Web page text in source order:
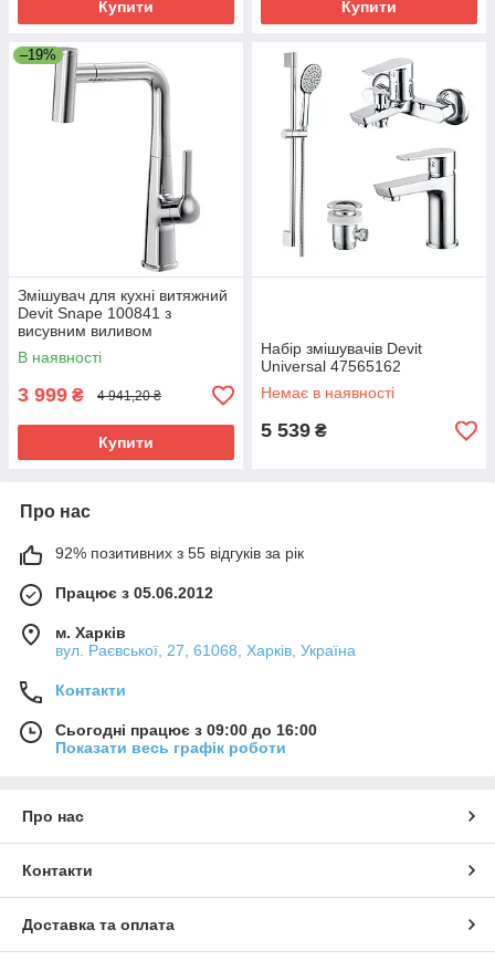
Купити Купити
–19%
Змішувач для кухні витяжний
Devit Snape 100841 з
висувним виливом
В наявності
3 999 ₴ 4 941,20 ₴
Купити
Набір змішувачів Devit
Universal 47565162
Немає в наявності
5 539 ₴
Про нас
92% позитивних з 55 відгуків за рік
Працює з 05.06.2012
м. Харків
вул. Раєвської, 27, 61068, Харків, Україна
Контакти
Сьогодні працює з 09:00 до 16:00
Показати весь графік роботи
Про нас
Контакти
Доставка та оплата